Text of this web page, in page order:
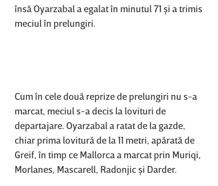
însă Oyarzabal a egalat în minutul 71 şi a trimis
meciul în prelungiri.
Cum în cele două reprize de prelungiri nu s-a
marcat, meciul s-a decis la lovituri de
departajare. Oyarzabal a ratat de la gazde,
chiar prima lovitură de la 11 metri, apărată de
Greif, în timp ce Mallorca a marcat prin Muriqi,
Morlanes, Mascarell, Radonjic şi Darder.